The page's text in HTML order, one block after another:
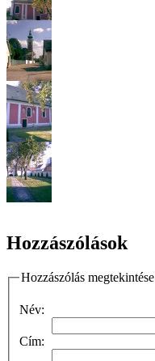
Hozzászólások
Hozzászólás megtekintése
Név:
Cím: